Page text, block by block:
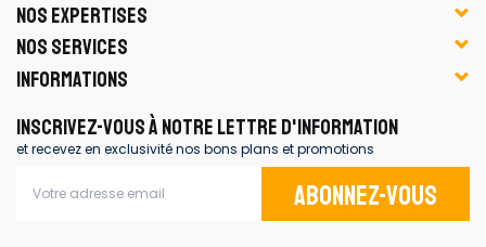
NOS EXPERTISES
NOS SERVICES
INFORMATIONS
INSCRIVEZ-VOUS À NOTRE LETTRE D'INFORMATION
et recevez en exclusivité nos bons plans et promotions
Abonnez-vous